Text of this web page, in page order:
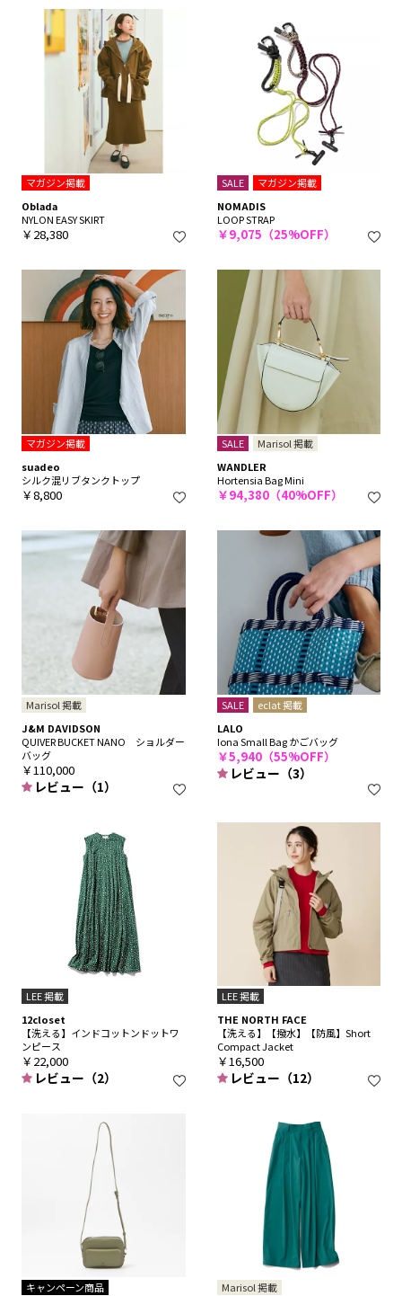
マガジン掲載
Oblada
NYLON EASY SKIRT
￥28,380
SALE
マガジン掲載
NOMADIS
LOOP STRAP
￥9,075（25%OFF）
マガジン掲載
suadeo
シルク混リブタンクトップ
￥8,800
SALE
Marisol 掲載
WANDLER
Hortensia Bag Mini
￥94,380（40%OFF）
Marisol 掲載
J&M DAVIDSON
QUIVER BUCKET NANO ショルダー
バッグ
￥110,000
レビュー（1）
SALE
eclat 掲載
LALO
Iona Small Bag かごバッグ
￥5,940（55%OFF）
レビュー（3）
LEE 掲載
12closet
【洗える】インドコットンドットワ
ンピース
￥22,000
レビュー（2）
LEE 掲載
THE NORTH FACE
【洗える】【撥水】【防風】Short
Compact Jacket
￥16,500
レビュー（12）
キャンペーン商品
Marisol 掲載